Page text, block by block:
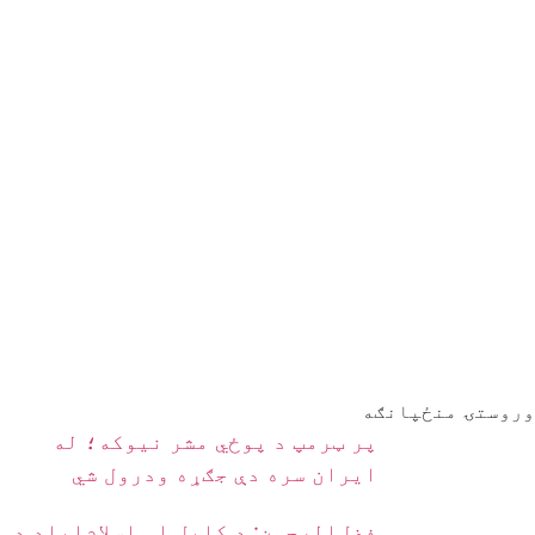
وروستۍ منځپانګه
پر ټرمپ د پوځي مشر نیوکه؛ له
ایران سره دې جګړه ودرول شي